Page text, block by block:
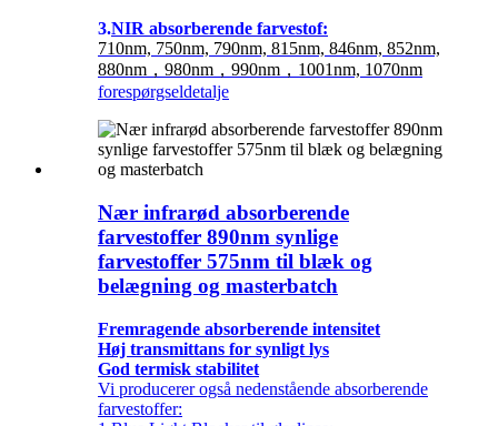
3.NIR absorberende farvestof:
710nm, 750nm, 790nm, 815nm, 846nm, 852nm,
880nm，980nm，990nm，1001nm, 1070nm
forespørgseldetalje
Nær infrarød absorberende
farvestoffer 890nm synlige
farvestoffer 575nm til blæk og
belægning og masterbatch
Fremragende absorberende intensitet
Høj transmittans for synligt lys
God termisk stabilitet
Vi producerer også nedenstående absorberende
farvestoffer: